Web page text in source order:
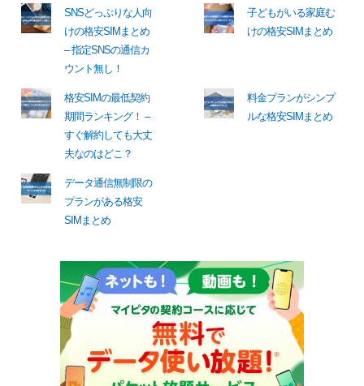
SNSどっぷりな人向
けの格安SIMまとめ
– 指定SNSの通信カ
ウント無し！
子どもがいる家庭む
けの格安SIMまとめ
格安SIMの最低契約
期間ランキング！ –
すぐ解約しても大丈
夫なのはどこ？
料金プランがシンプ
ルな格安SIMまとめ
データ通信無制限の
プランがある格安
SIMまとめ